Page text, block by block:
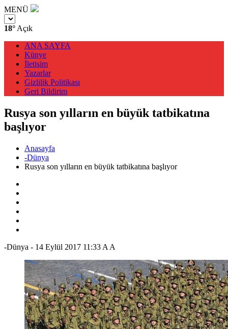
MENÜ
18° Açık
ANA SAYFA
Künye
İletişim
Yazarlar
Gizlilik Politikası
Geri Bildirim
Rusya son yılların en büyük tatbikatına
başlıyor
Anasayfa
-Dünya
Rusya son yılların en büyük tatbikatına başlıyor
-Dünya - 14 Eylül 2017 11:33 A A